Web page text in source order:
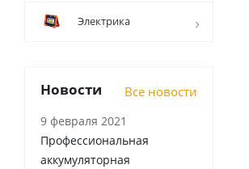
Электрика
Новости Все новости
9 февраля 2021
Профессиональная
аккумуляторная